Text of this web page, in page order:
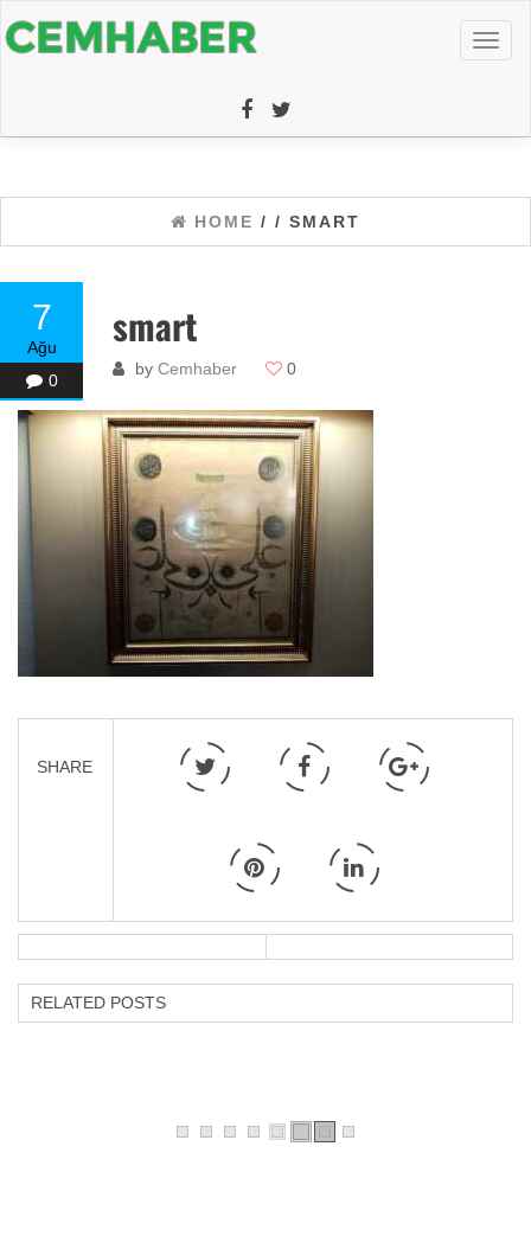
HOME / / SMART
7
Ağu
0
smart
by Cemhaber 0
SHARE
RELATED POSTS